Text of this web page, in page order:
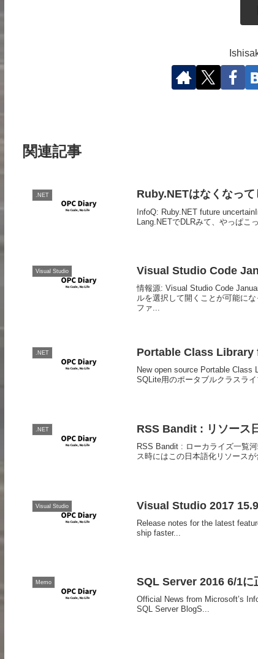
関連記事
.NET Ruby.NETはなくなって
InfoQ: Ruby.NET future
Lang.NETでDLRみて、やっぱこ
Visual Studio Visual Studio Code
情報源: Visual Studio Code
ルを選択して開くことが可能に
ファ...
.NET Portable Class Library
New open source Portable Class
SQLite用のポータブルクラスラ
.NET RSS Bandit : リソース
RSS Bandit : ローカライズ一覧
ス時にはこの日本語化リソース
Visual Studio Visual Studio 2017
Release notes for the latest
ship faster...
Memo SQL Server 2016 6/1に
Official News from Microsoft’s
SQL Server BlogS...